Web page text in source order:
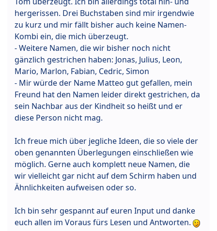
hergerissen. Drei Buchstaben sind mir irgendwie
zu kurz und mir fällt bisher auch keine Namen-
Kombi ein, die mich überzeugt.
- Weitere Namen, die wir bisher noch nicht
gänzlich gestrichen haben: Jonas, Julius, Leon,
Mario, Marlon, Fabian, Cedric, Simon
- Mir würde der Name Matteo gut gefallen, mein
Freund hat den Namen leider direkt gestrichen, da
sein Nachbar aus der Kindheit so heißt und er
diese Person nicht mag.
Ich freue mich über jegliche Ideen, die so viele der
oben genannten Überlegungen einschließen wie
möglich. Gerne auch komplett neue Namen, die
wir vielleicht gar nicht auf dem Schirm haben und
Ähnlichkeiten aufweisen oder so.
Ich bin sehr gespannt auf euren Input und danke
euch allen im Voraus fürs Lesen und Antworten.